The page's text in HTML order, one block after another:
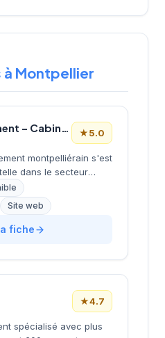
Montpellier
Work’in Recrutement – Cabinet de recrutement informatique à Montpellier ★5.0
montpelliérain s'est
dans le secteur
La structure
de conseil en
sur une approche
digitaux modernes.
niveau de
clientèle.
Site web
fiche
★4.7
spécialisé avec plus